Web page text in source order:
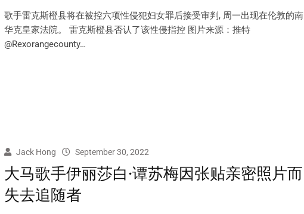
歌手雷克斯橙县将在被控六项性侵犯妇女罪后接受审判, 周一出现在伦敦的南
华克皇家法院。 雷克斯橙县否认了该性侵指控 图片来源：推特
@Rexorangecounty…
Jack Hong September 30, 2022
大马歌手伊丽莎白·谭苏梅因张贴亲密照片而
失去追随者